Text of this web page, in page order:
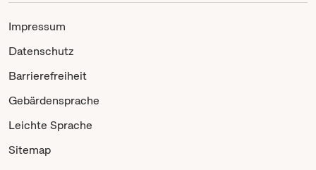
Impressum
Datenschutz
Barrierefreiheit
Gebärdensprache
Leichte Sprache
Sitemap